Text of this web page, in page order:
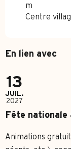
m
Centre
En lien avec
13
JUIL.
2027
Fête nationale
Animations